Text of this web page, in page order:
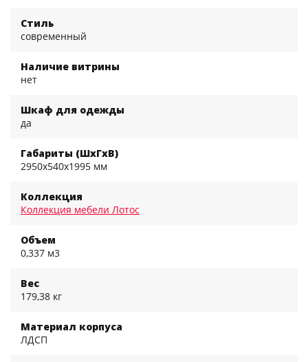
Стиль
современный
Наличие витрины
нет
Шкаф для одежды
да
Габариты (ШхГхВ)
2950x540x1995 мм
Коллекция
Коллекция мебели Лотос
Объем
0,337 м3
Вес
179,38 кг
Материал корпуса
ЛДСП